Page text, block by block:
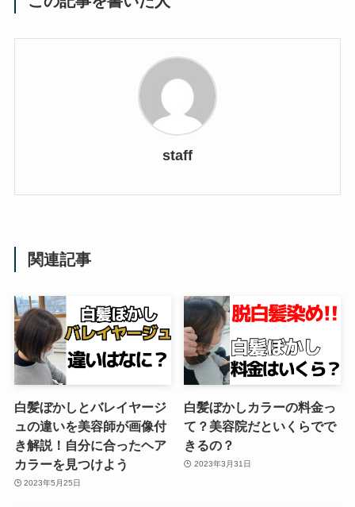
staff
関連記事
白髪ぼかしとバレイヤージ
ュの違いを美容師が画像付
き解説！自分に合ったヘア
カラーを見つけよう
2023年5月25日
白髪ぼかしカラーの料金っ
て？美容院だといくらでで
きるの？
2023年3月31日